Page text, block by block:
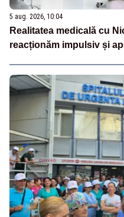
5 aug. 2026, 10:04
Realitatea medicală cu
reacționăm impulsiv și